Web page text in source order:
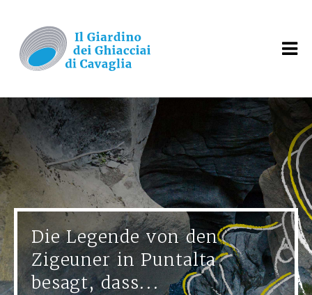
Die Legende von den
Zigeuner in Puntalta
besagt, dass...